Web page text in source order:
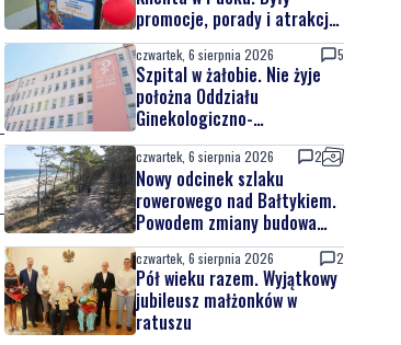
promocje, porady i atrakcje
dla najmłodszych
czwartek, 6 sierpnia 2026 5
Szpital w żałobie. Nie żyje
położna Oddziału
Ginekologiczno-
Położniczego
czwartek, 6 sierpnia 2026 2
Nowy odcinek szlaku
rowerowego nad Bałtykiem.
Powodem zmiany budowa
elektrowni jądrowej
czwartek, 6 sierpnia 2026 2
Pół wieku razem. Wyjątkowy
jubileusz małżonków w
ratuszu